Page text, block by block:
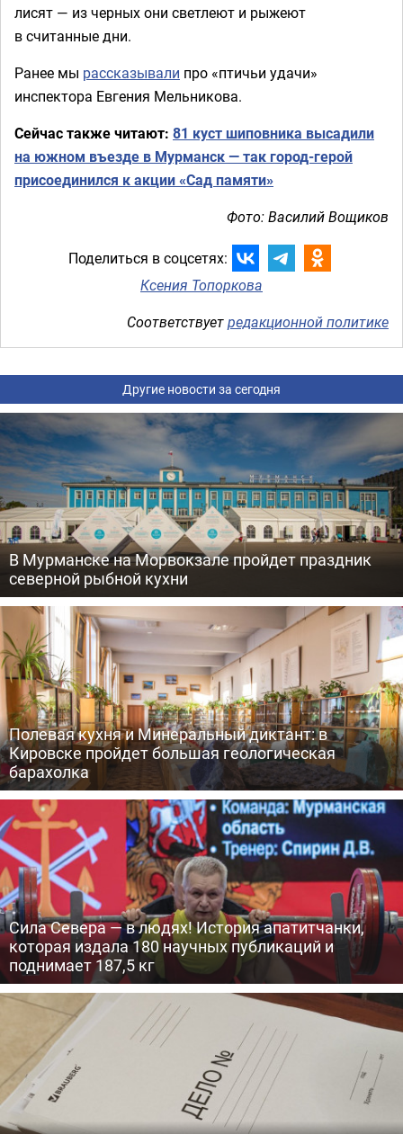
лисят — из черных они светлеют и рыжеют
в считанные дни.
Ранее мы рассказывали про «птичьи удачи»
инспектора Евгения Мельникова.
Сейчас также читают: 81 куст шиповника высадили
на южном въезде в Мурманск — так город-герой
присоединился к акции «Сад памяти»
Фото: Василий Вощиков
Поделиться в соцсетях:
Ксения Топоркова
Соответствуетредакционной политике
Другие новости за сегодня
В Мурманске на Морвокзале пройдет праздник
северной рыбной кухни
Полевая кухня и Минеральный диктант: в
Кировске пройдет большая геологическая
барахолка
Сила Севера — в людях! История апатитчанки,
которая издала 180 научных публикаций и
поднимает 187,5 кг